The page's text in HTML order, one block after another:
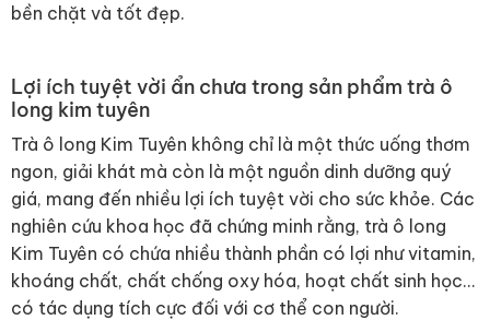
bền chặt và tốt đẹp.
Lợi ích tuyệt vời ẩn chưa trong sản phẩm trà ô
long kim tuyên
Trà ô long Kim Tuyên không chỉ là một thức uống thơm
ngon, giải khát mà còn là một nguồn dinh dưỡng quý
giá, mang đến nhiều lợi ích tuyệt vời cho sức khỏe. Các
nghiên cứu khoa học đã chứng minh rằng, trà ô long
Kim Tuyên có chứa nhiều thành phần có lợi như vitamin,
khoáng chất, chất chống oxy hóa, hoạt chất sinh học…
có tác dụng tích cực đối với cơ thể con người.